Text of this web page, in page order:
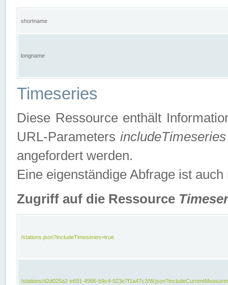
shortname
longname
Timeseries
Diese Ressource enthält
URL-ParametersincludeTimeseries
angefordert werden.
Eine eigenständige Abfrage ist auch
Zugriff auf die Ressource
/stations.json?includeTimeseries=true
/stations/d2d025a2-e691-4986-b9c4-923e7f1a47c3/